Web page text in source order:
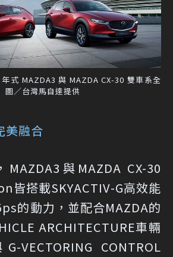
式 MAZDA3 與 MAZDA CX-30 雙車系全
／台灣馬自達提供
美融合
與MAZDA CX-30
皆搭載SKYACTIV-G高效能
的動力，並配合MAZDA的
ARCHITECTURE車輛
CONTROL